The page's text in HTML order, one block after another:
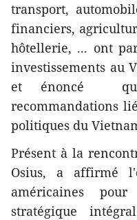
transport,
financiers,
hôtellerie, ... ont
investissements au
et énoncé
recommandations
politiques du
Présent à la
Osius, a affirmé
américaines
stratégique